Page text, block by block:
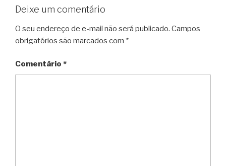
Deixe um comentário
O seu endereço de e-mail não será publicado. Campos
obrigatórios são marcados com *
Comentário *